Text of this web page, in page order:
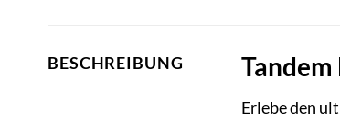
BESCHREIBUNG
Erlebe den